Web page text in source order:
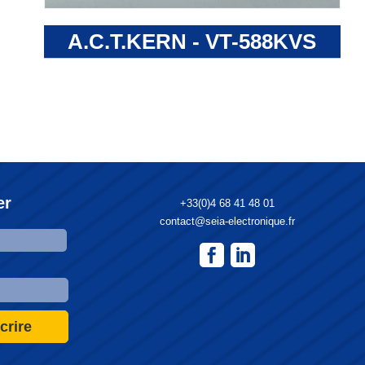
A.C.T.KERN - VT-588KVS
+33(0)4 68 41 48 01
contact@seia-electronique.fr